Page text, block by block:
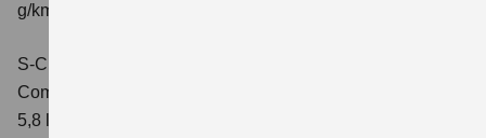
g/km; CO2-Klasse: D
S-Cross 1.4 BOOSTERJET HYBRID AT
Comfort
5,8 l/100 km; kombinierter Wert der CO2-Emission: 132